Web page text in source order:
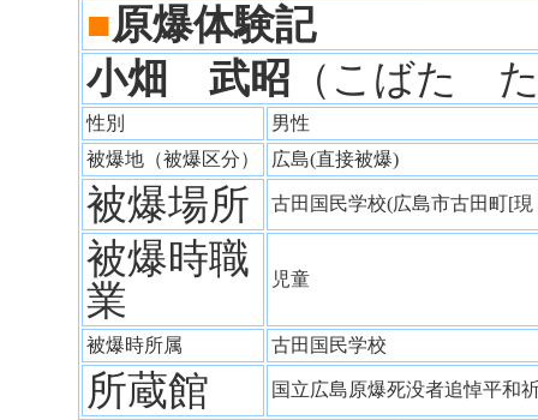
■原爆体験記
小畑 武昭 （こばた
性別
男性
被爆地（被爆区分）
広島(直接被爆)
被爆場所 古田国民学校(広島市古田町[
被爆時職
業
児童
被爆時所属 古田国民学校
所蔵館 国立広島原爆死没者追悼平